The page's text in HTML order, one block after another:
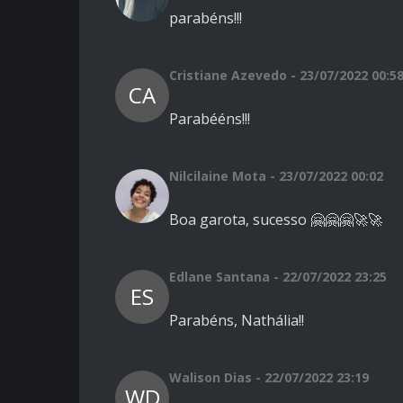
parabéns!!!
CA
Cristiane Azevedo - 23/07/2022 00:58
Parabééns!!!
Nilcilaine Mota - 23/07/2022 00:02
Boa garota, sucesso 🤗🤗🤗🚀🚀
ES
Edlane Santana - 22/07/2022 23:25
Parabéns, Nathália!!
Walison Dias - 22/07/2022 23:19